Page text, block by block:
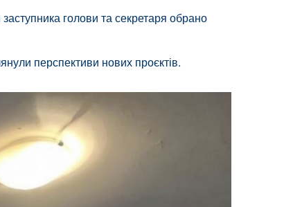
голови та секретаря обрано
перспективи нових проєктів.